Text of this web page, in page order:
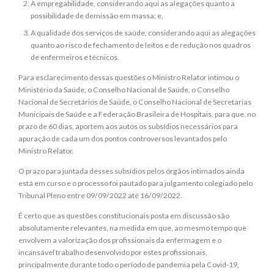
A empregabilidade, considerando aqui as alegações quanto a
possibilidade de demissão em massa; e,
A qualidade dos serviços de saúde, considerando aqui as alegações
quanto ao risco de fechamento de leitos e de redução nos quadros
de enfermeiros e técnicos.
Para esclarecimento dessas questões o Ministro Relator intimou o
Ministério da Saúde, o Conselho Nacional de Saúde, o Conselho
Nacional de Secretários de Saúde, o Conselho Nacional de Secretarias
Municipais de Saúde e a Federação Brasileira de Hospitais, para que, no
prazo de 60 dias, aportem aos autos os subsídios necessários para
apuração de cada um dos pontos controversos levantados pelo
Ministro Relator.
O prazo para juntada desses subsídios pelos órgãos intimados ainda
está em curso e o processo foi pautado para julgamento colegiado pelo
Tribunal Pleno entre 09/09/2022 até 16/09/2022.
É certo que as questões constitucionais posta em discussão são
absolutamente relevantes, na medida em que, ao mesmo tempo que
envolvem a valorização dos profissionais da enfermagem e o
incansável trabalho desenvolvido por estes profissionais,
principalmente durante todo o período de pandemia pela Covid-19,